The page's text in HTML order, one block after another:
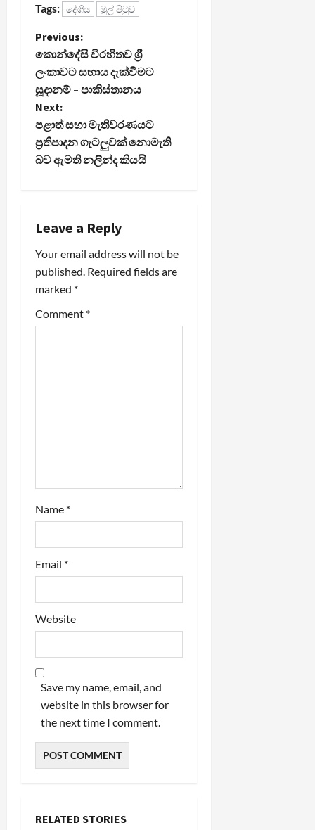
Tags: දේශීය මුල් පිටුව
P
o
s
t
n
v
i
g
a
Previous:
කොන්දේසි විරහිතව ශ්‍රී
ලංකාවට සහාය දැක්වීමට
සූදානම් – පාකිස්තානය
Next:
පළාත් සභා මැතිවරණයට
ප්‍රතිපාදන ගැටලුවක් නොමැති
බව ඇමති නලින්ද කියයි
Leave a Reply
Your email address will not be
published. Required fields are
marked *
Comment *
Name *
Email *
Website
Save my name, email, and
website in this browser for
the next time I comment.
RELATED STORIES